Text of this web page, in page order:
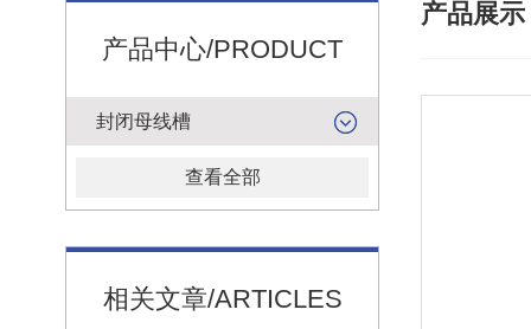
产品中心/PRODUCT
封闭母线槽
查看全部
相关文章/ARTICLES
产品展示